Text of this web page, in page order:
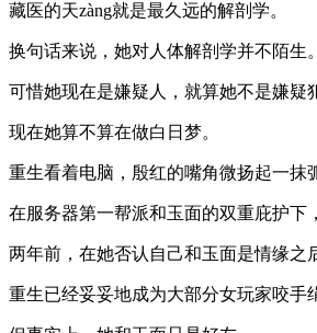
藏医的天zàng就是最久远的解剖学。
换句话来说，她对人体解剖学并不陌生。
可惜她现在是嫌疑人，就算她不是嫌疑
现在她算不算在做白日梦。
重生看着电脑，殷红的嘴角微扬起一抹
在服务器第一帮派和玉面的双重庇护下
两年前，在她否认自己和玉面是情缘之
重生已经妥妥地成为大部分女玩家咬手